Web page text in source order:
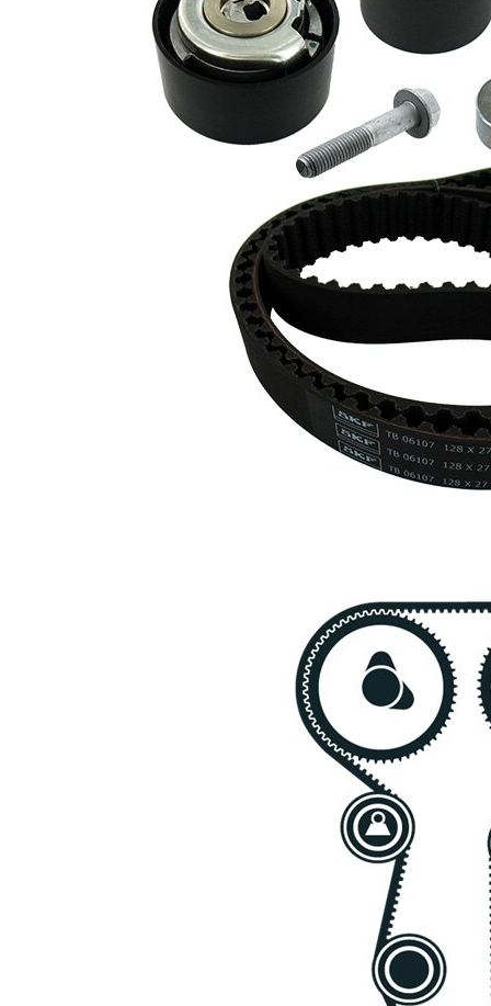
Curea
cu profil dintat
rotunjit
Latime
banda
27 mm
Material
curea
(politetraflouretilen)
Listă de piese de schimb
Număr
articol
VKM
16550
ghidare/conducere,
curea distributie
VKM
1
ghidare/conducere,
VKM
26310
SKF02720 1
SKF03122 1